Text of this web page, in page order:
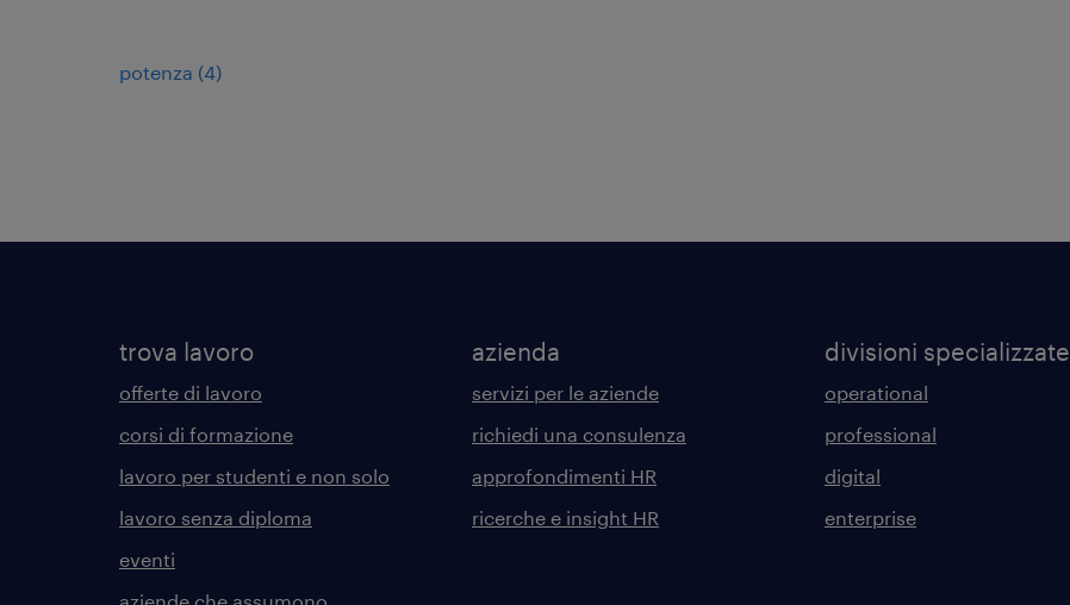
potenza (4)
trova lavoro
offerte di lavoro
corsi di formazione
lavoro per studenti e non solo
lavoro senza diploma
eventi
azienda
servizi per le aziende
richiedi una consulenza
approfondimenti HR
ricerche e insight HR
divisioni specializzate
operational
professional
digital
enterprise